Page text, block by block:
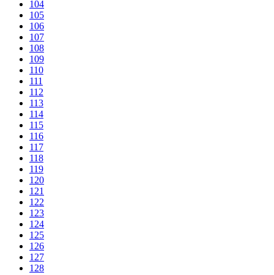
104
105
106
107
108
109
110
111
112
113
114
115
116
117
118
119
120
121
122
123
124
125
126
127
128